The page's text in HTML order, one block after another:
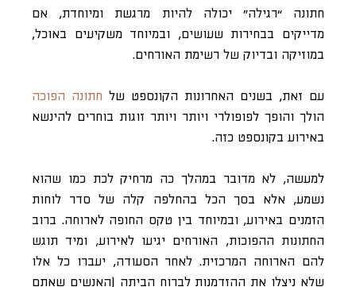
חתונה “רגילה” יכולה להיות מרגשת ומיוחדת, אם
מדייקים בבחירות שעושים, ובמיוחד משקיעים באוכל,
במוזיקה ובדיוק של רשימת האורחים.
עם זאת, בשנים האחרונות הקונספט של חתונה הפוכה
הולך והופך לפופולרי ויותר ויותר זוגות בוחרים להינשא
באירוע בקונספט כזה.
למעשה, לא מדובר במהלך כה מרחיק לכת כמו שהוא
נשמע, אלא בסך הכל בהחלפה קלה של סדר לוחות
הזמנים באירוע, ובמיוחד בין טקס החופה לארוחה. ברוב
החתונות ההפוכות, האורחים יגיעו לאירוע, ומיד תוגש
להם הארוחה המרכזית. לאחר הסעודה, יעברו כל אלו
שלא ניצלו את ההזדמנות לברוח הביתה (האנשים שאתם